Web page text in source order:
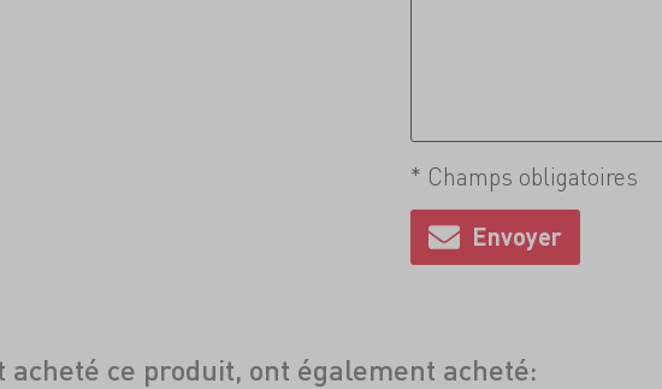
* Champs obligatoires
acheté ce produit, ont également acheté: